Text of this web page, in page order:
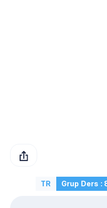
TR Grup Ders :